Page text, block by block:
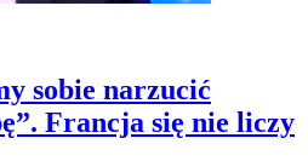
sobie narzucić
Francja się nie liczy